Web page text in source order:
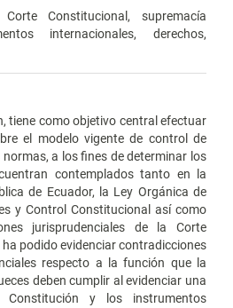
Constitucional, supremacía
internacionales, derechos,
tiene como objetivo central efectuar
el modelo vigente de control de
a los fines de determinar los
contemplados tanto en la
de Ecuador, la Ley Orgánica de
y Control Constitucional así como
jurisprudenciales de la Corte
podido evidenciar contradicciones
respecto a la función que la
deben cumplir al evidenciar una
y los instrumentos